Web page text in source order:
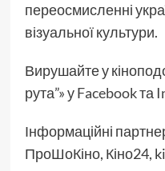
переосмисленні
візуальної культури.
Вирушайте у
рута”» уFacebookта
Інформаційні
ПроШоКіно, Кіно24,